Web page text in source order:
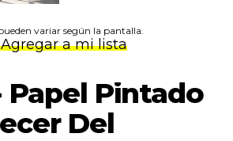
variar según la pantalla.
Agregar a mi lista
Papel Pintado
Del